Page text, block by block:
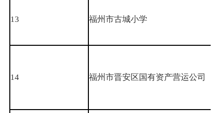
13 福州市古城小学
14 福州市晋安区国有资产营运公司